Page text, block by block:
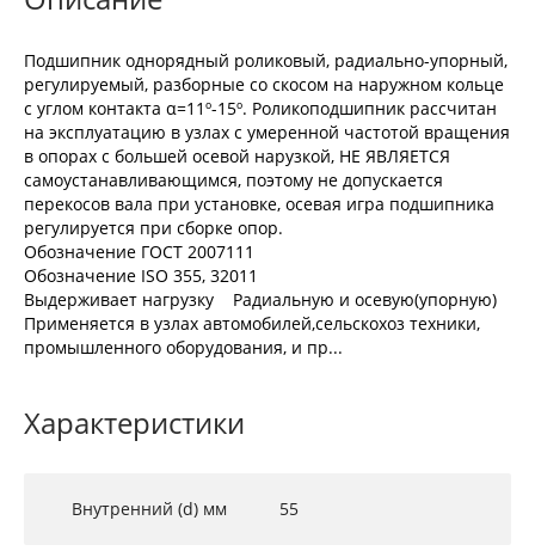
Подшипник однорядный роликовый, радиально-упорный,
регулируемый, разборные со скосом на наружном кольце
с углом контакта α=11º-15º. Роликоподшипник рассчитан
на эксплуатацию в узлах с умеренной частотой вращения
в опорах с большей осевой нарузкой, НЕ ЯВЛЯЕТСЯ
самоустанавливающимся, поэтому не допускается
перекосов вала при установке, осевая игра подшипника
регулируется при сборке опор.
Обозначение ГОСТ 2007111
Обозначение ISO 355, 32011
Выдерживает нагрузку Радиальную и осевую(упорную)
Применяется в узлах автомобилей,сельскохоз техники,
промышленного оборудования, и пр...
Характеристики
Внутренний (d) мм 55